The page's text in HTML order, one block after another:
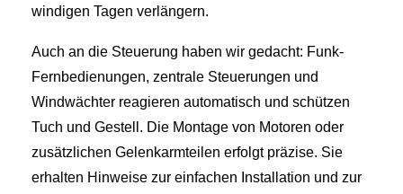
windigen Tagen verlängern.
Auch an die Steuerung haben wir gedacht: Funk-
Fernbedienungen, zentrale Steuerungen und
Windwächter reagieren automatisch und schützen
Tuch und Gestell. Die Montage von Motoren oder
zusätzlichen Gelenkarmteilen erfolgt präzise. Sie
erhalten Hinweise zur einfachen Installation und zur